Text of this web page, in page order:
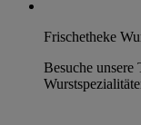
Frischetheke
Besuche